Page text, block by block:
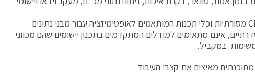
כידוע, ארכיטקטורות CPU מסורתיות וכלי תכנות המותאמים לאופטימיזציה עבור מבני נתונים
אינם מתאימים למודלים המתקדמים בתכנון יישומים שהם מכווני
במקביל.